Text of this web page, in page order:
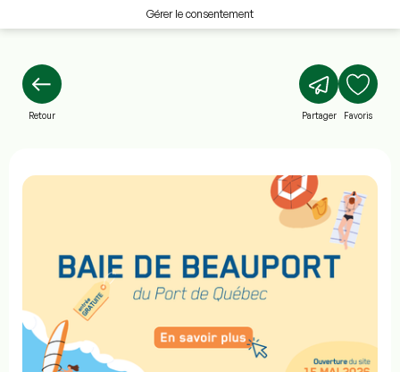
Gérer le consentement
Retour Partager Favoris